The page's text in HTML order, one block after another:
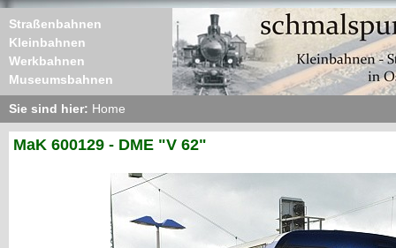
Straßenbahnen
Kleinbahnen
Werkbahnen
Museumsbahnen
Sie sind hier: Home
MaK 600129 - DME "V 62"